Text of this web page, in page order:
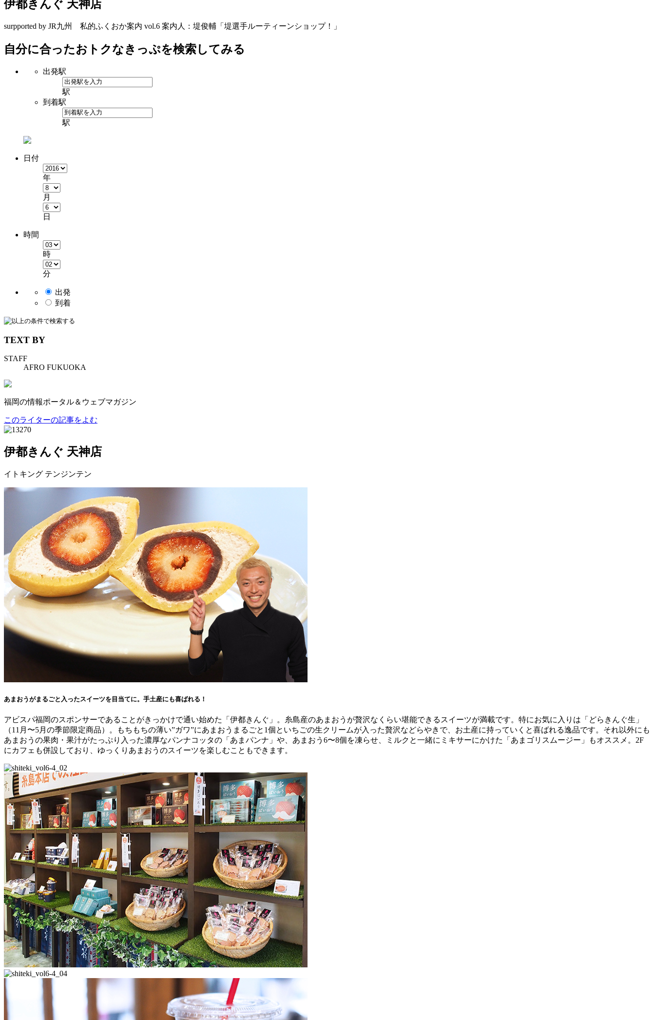
伊都きんぐ 天神店
surpported by JR九州 私的ふくおか案内 vol.6 案内人：堤俊輔「堤選手ルーティーンショップ！」
自分に合ったおトクなきっぷを検索してみる
出発駅
駅
到着駅
駅
日付
年
月
日
時間
時
分
出発
到着
TEXT BY
STAFF
AFRO FUKUOKA
福岡の情報ポータル＆ウェブマガジン
このライターの記事をよむ
伊都きんぐ 天神店
イトキング テンジンテン
あまおうがまるごと入ったスイーツを目当てに。手土産にも喜ばれる！
アビスパ福岡のスポンサーであることがきっかけで通い始めた「伊都きんぐ」。糸島産のあまおうが贅沢なくらい堪能できるスイーツが満載です。特にお気に入りは「どらきんぐ生」
（11月〜5月の季節限定商品）。もちもちの薄い”ガワ”にあまおうまるごと1個といちごの生クリームが入った贅沢などらやきで、お土産に持っていくと喜ばれる逸品です。それ以外にも
あまおうの果肉・果汁がたっぷり入った濃厚なパンナコッタの「あまパンナ」や、あまおう6〜8個を凍らせ、ミルクと一緒にミキサーにかけた「あまゴリスムージー」もオススメ。2F
にカフェも併設しており、ゆっくりあまおうのスイーツを楽しむこともできます。